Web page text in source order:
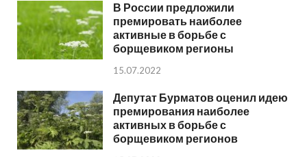
В России предложили
премировать наиболее
активные в борьбе с
борщевиком регионы
15.07.2022
Депутат Бурматов оценил идею
премирования наиболее
активных в борьбе с
борщевиком регионов